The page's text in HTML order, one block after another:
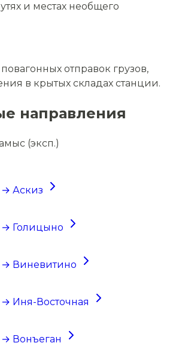
и местах необщего
отправок грузов,
в крытых складах станции.
направления
(эксп.)
→ Аскиз
→ Голицыно
→ Виневитино
Иня-Восточная
→ Вонъеган